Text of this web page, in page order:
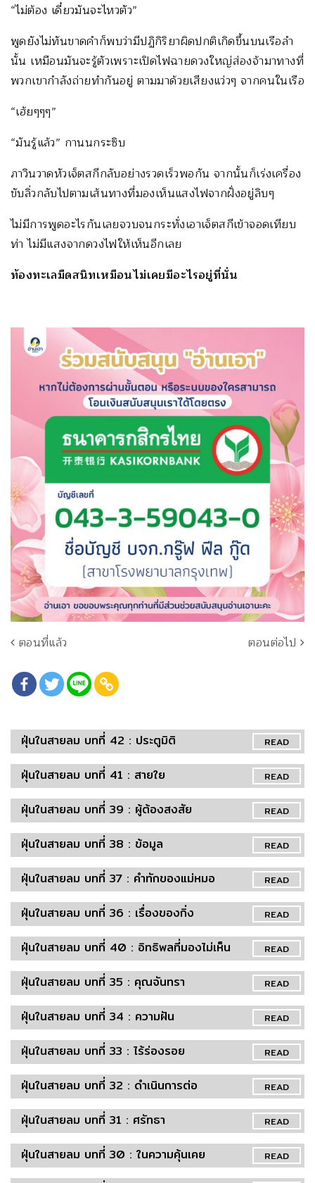
“ไม่ต้อง เดี๋ยวมันจะไหวตัว”
พูดยังไม่ทันขาดคำก็พบว่ามีปฏิกิริยาผิดปกติเกิดขึ้นบนเรือลำ
นั้น เหมือนมันจะรู้ตัวเพราะเปิดไฟฉายดวงใหญ่ส่องจ้ามาทางที่
พวกเขากำลังถ่ายทำกันอยู่ ตามมาด้วยเสียงแว่วๆ จากคนในเรือ
“เฮ้ยๆๆๆ”
“มันรู้แล้ว” กานนกระซิบ
ภาวินวาดหัวเจ็ตสกีกลับอย่างรวดเร็วพอกัน จากนั้นก็เร่งเครื่อง
ขับลิ่วกลับไปตามเส้นทางที่มองเห็นแสงไฟจากฝั่งอยู่ลิบๆ
ไม่มีการพูดอะไรกันเลยจวบจนกระทั่งเอาเจ็ตสกีเข้าจอดเทียบ
ท่า ไม่มีแสงจากดวงไฟให้เห็นอีกเลย
ท้องทะเลมืดสนิทเหมือนไม่เคยมีอะไรอยู่ที่นั่น
ตอนที่แล้ว ตอนต่อไป
READ
ฝุ่นในสายลม บทที่ 42 : ประตูมิติ
READ
ฝุ่นในสายลม บทที่ 41 : สายใย
READ
ฝุ่นในสายลม บทที่ 39 : ผู้ต้องสงสัย
READ
ฝุ่นในสายลม บทที่ 38 : ข้อมูล
READ
ฝุ่นในสายลม บทที่ 37 : คำทักของแม่หมอ
READ
ฝุ่นในสายลม บทที่ 36 : เรื่องของกิ่ง
READ
ฝุ่นในสายลม บทที่ 40 : อิทธิพลที่มองไม่เห็น
READ
ฝุ่นในสายลม บทที่ 35 : คุณจันทรา
READ
ฝุ่นในสายลม บทที่ 34 : ความฝัน
READ
ฝุ่นในสายลม บทที่ 33 : ไร้ร่องรอย
READ
ฝุ่นในสายลม บทที่ 32 : ดำเนินการต่อ
READ
ฝุ่นในสายลม บทที่ 31 : ศรัทธา
READ
ฝุ่นในสายลม บทที่ 30 : ในความคุ้นเคย